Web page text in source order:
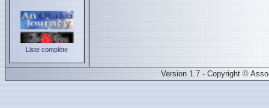
Liste complète
Version 1.7 - Copyright ©